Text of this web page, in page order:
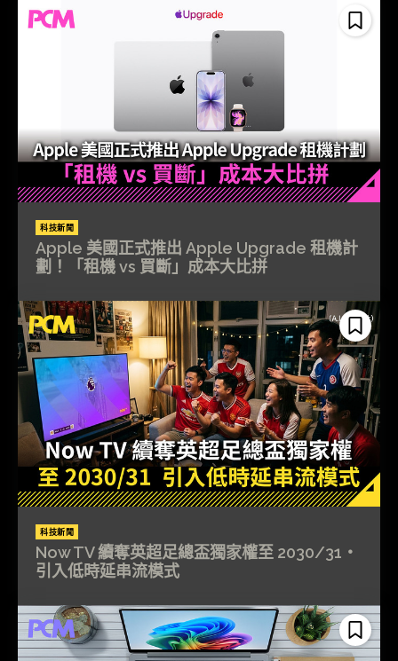
科技新聞
Apple 美國正式推出 Apple Upgrade 租機計
劃！「租機 vs 買斷」成本大比拼
科技新聞
Now TV 續奪英超足總盃獨家權至 2030/31・
引入低時延串流模式